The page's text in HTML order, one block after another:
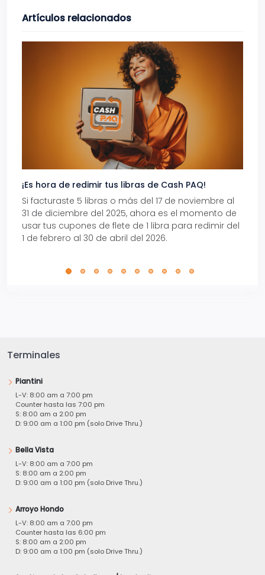
Artículos relacionados
¡Es hora de redimir tus libras de Cash PAQ!
Si facturaste 5 libras o más del 17 de noviembre al
31 de diciembre del 2025, ahora es el momento de
usar tus cupones de flete de 1 libra para redimir del
1 de febrero al 30 de abril del 2026.
Terminales
Piantini
L-V: 8:00 am a 7:00 pm
Counter hasta las 7:00 pm
S: 8:00 am a 2:00 pm
D: 9:00 am a 1:00 pm (solo Drive Thru.)
Bella Vista
L-V: 8:00 am a 7:00 pm
S: 8:00 am a 2:00 pm
D: 9:00 am a 1:00 pm (solo Drive Thru.)
Arroyo Hondo
L-V: 8:00 am a 7:00 pm
Counter hasta las 6:00 pm
S: 8:00 am a 2:00 pm
D: 9:00 am a 1:00 pm (solo Drive Thru.)